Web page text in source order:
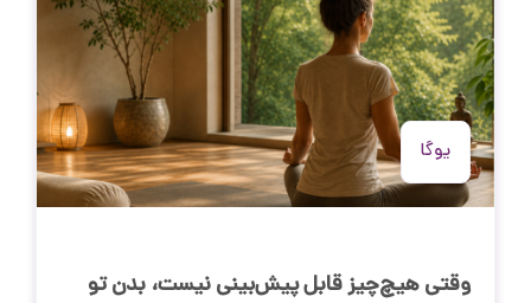
یوگا
وقتی هیچ‌چیز قابل پیش‌بینی نیست، بدن تو